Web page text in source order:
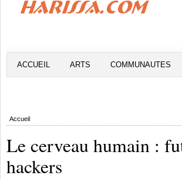
ACCUEIL ARTS COMMUNAUTES
Accueil
Le cerveau humain :
hackers